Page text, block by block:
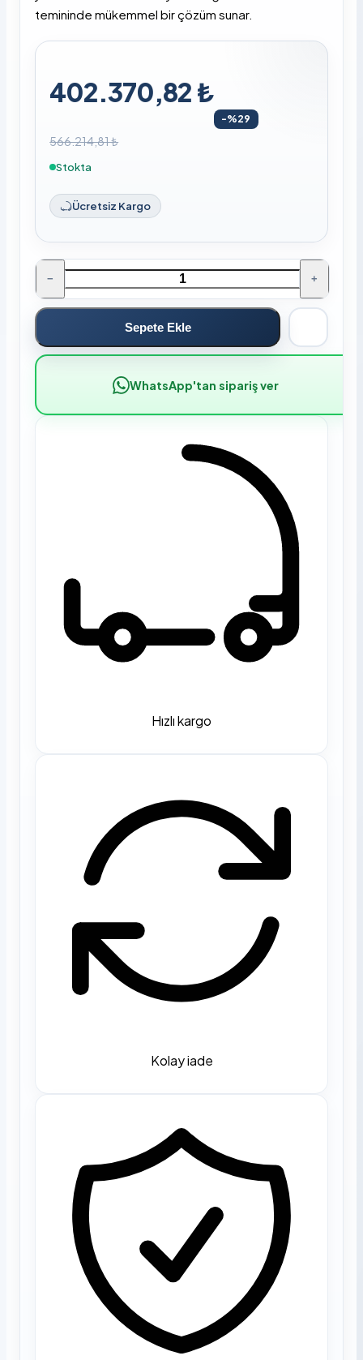
temininde mükemmel bir çözüm sunar.
402.370,82 ₺
-%29
566.214,81 ₺
Stokta
Ücretsiz Kargo
− +
Sepete Ekle
WhatsApp'tan sipariş ver
Hızlı kargo
Kolay iade